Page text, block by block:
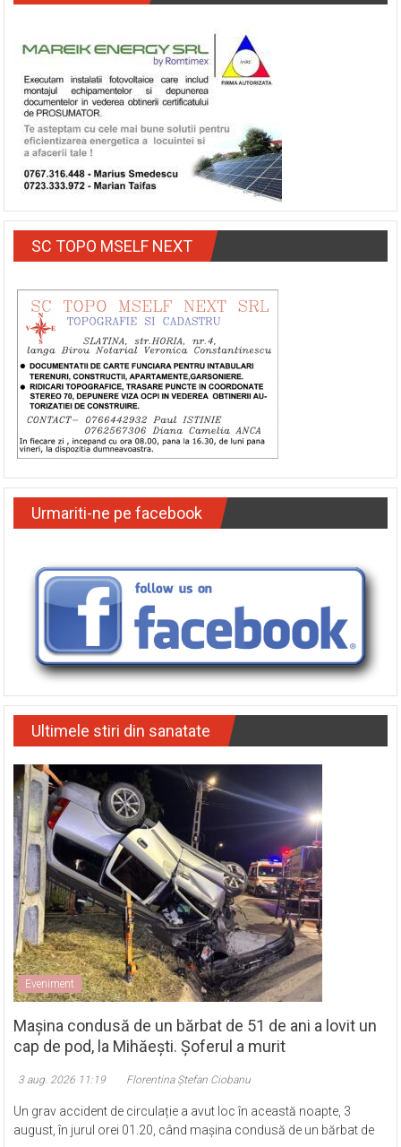
SC TOPO MSELF NEXT
Urmariti-ne pe facebook
Ultimele stiri din sanatate
Eveniment
Mașina condusă de un bărbat de 51 de ani a lovit un
cap de pod, la Mihăești. Șoferul a murit
3 aug. 2026 11:19 Florentina Ștefan Ciobanu
Un grav accident de circulație a avut loc în această noapte, 3
august, în jurul orei 01.20, când mașina condusă de un bărbat de